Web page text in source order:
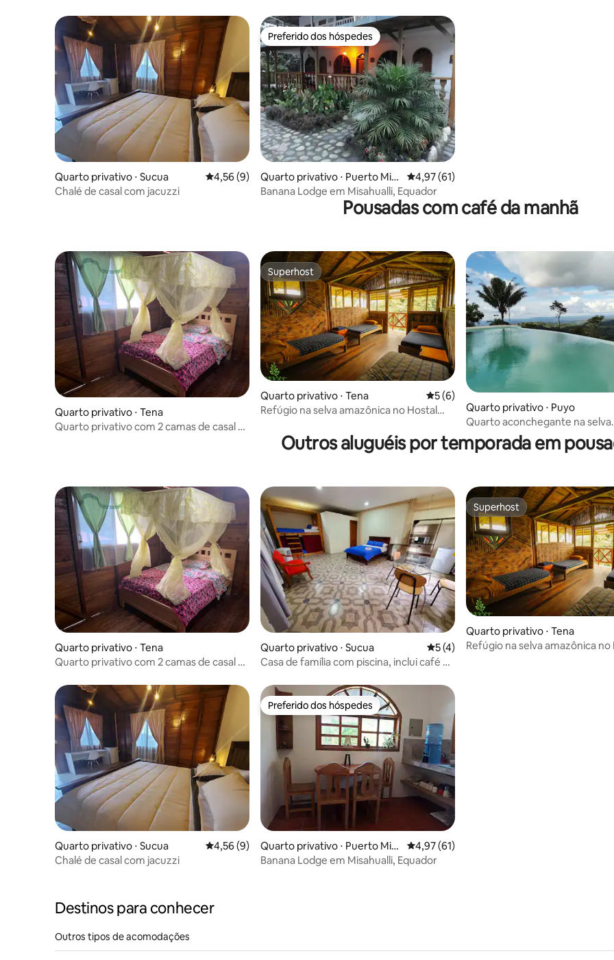
Quarto privativo ⋅ Sucua 4,56 de uma avaliação média de 5, 9 avaliações
4,56 (9)
Chalé de casal com jacuzzi
Preferido dos hóspedes
Preferido dos hóspedes
Quarto privativo ⋅ Puerto Misa
huallí
4,97 de uma avaliação média de 5, 61
4,97 (61)
Banana Lodge em Misahualli, Equador
Pousadas com café da manhã
Quarto privativo ⋅ Tena
Quarto privativo com 2 camas de casal e
Superhost
Superhost
Quarto privativo ⋅ Tena 5 de uma avaliação média de 5, 6
5 (6)
Refúgio na selva amazônica no Hostal
Quarto privativo ⋅ Puyo
Quarto aconchegante na selva.
Outros aluguéis por temporada em
Quarto privativo ⋅ Tena
Quarto privativo com 2 camas de casal e
Quarto privativo ⋅ Sucua 5 de uma avaliação média de 5, 4
5 (4)
Casa de família com piscina, inclui café da
Superhost
Superhost
Quarto privativo ⋅ Tena
Refúgio na selva amazônica no
Quarto privativo ⋅ Sucua 4,56 de uma avaliação média de 5, 9 avaliações
4,56 (9)
Chalé de casal com jacuzzi
Preferido dos hóspedes
Preferido dos hóspedes
Quarto privativo ⋅ Puerto Misa
huallí
4,97 de uma avaliação média de 5, 61
4,97 (61)
Banana Lodge em Misahualli, Equador
Destinos para conhecer
Outros tipos de acomodações